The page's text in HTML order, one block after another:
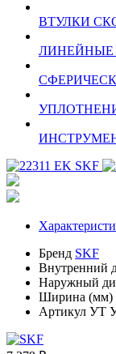
ВТУЛКИ
Бренд SKF
Внутренний
Наружный
Ширина (мм)
Артикул УТ